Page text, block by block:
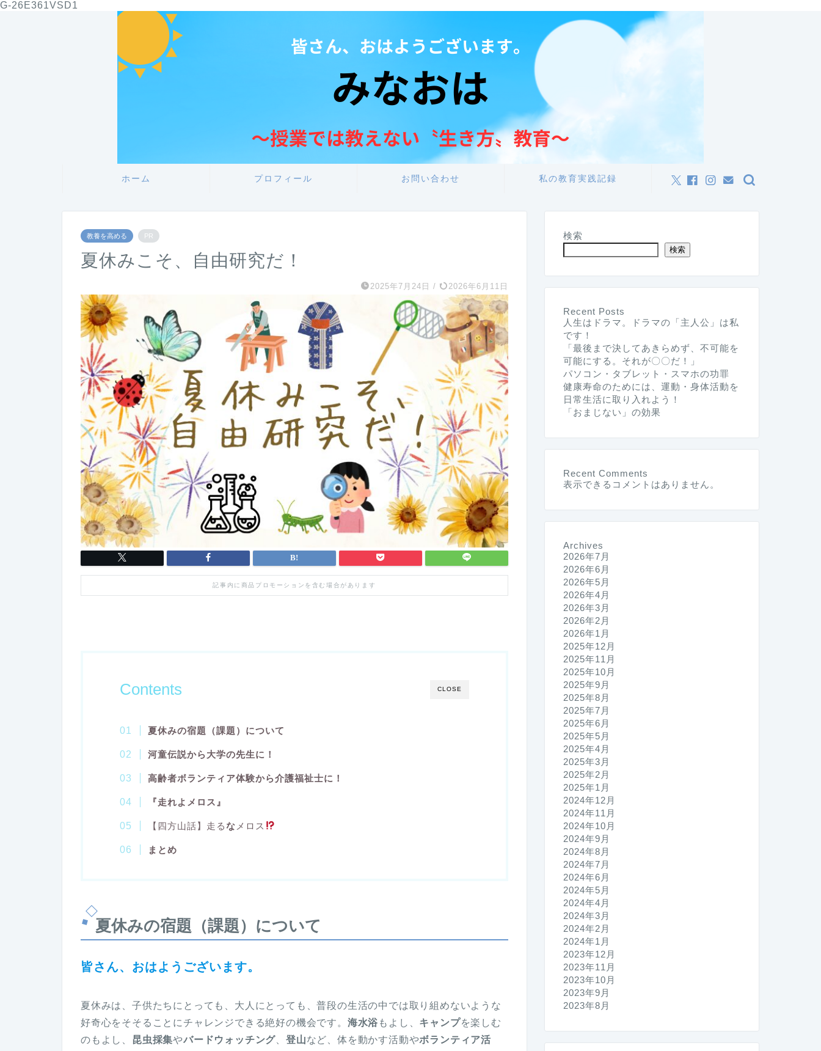
G-26E361VSD1
ホーム プロフィール お問い合わせ 私の教育実践記録
教養を高める PR
夏休みこそ、自由研究だ！
2025年7月24日 / 2026年6月11日
記事内に商品プロモーションを含む場合があります
CLOSE
Contents
夏休みの宿題（課題）について
河童伝説から大学の先生に！
高齢者ボランティア体験から介護福祉士に！
『走れよメロス』
【四方山話】走るな メロス
まとめ
夏休みの宿題（課題）について
皆さん、おはようございます。
夏休みは、子供たちにとっても、大人にとっても、普段の生活の中では取り組めないような
好奇心をそそることにチャレンジできる絶好の機会です。 海水浴 もよし、 キャンプを楽しむ
のもよし、 昆虫採集やバードウォッチング 、登山など、体を動かす活動やボランティア活
検索
検索
Recent Posts
人生はドラマ。ドラマの「主人公」は私
です！
「最後まで決してあきらめず、不可能を
可能にする。それが〇〇だ！」
パソコン・タブレット・スマホの功罪
健康寿命のためには、運動・身体活動を
日常生活に取り入れよう！
「おまじない」の効果
Recent Comments
表示できるコメントはありません。
Archives
2026年7月
2026年6月
2026年5月
2026年4月
2026年3月
2026年2月
2026年1月
2025年12月
2025年11月
2025年10月
2025年9月
2025年8月
2025年7月
2025年6月
2025年5月
2025年4月
2025年3月
2025年2月
2025年1月
2024年12月
2024年11月
2024年10月
2024年9月
2024年8月
2024年7月
2024年6月
2024年5月
2024年4月
2024年3月
2024年2月
2024年1月
2023年12月
2023年11月
2023年10月
2023年9月
2023年8月